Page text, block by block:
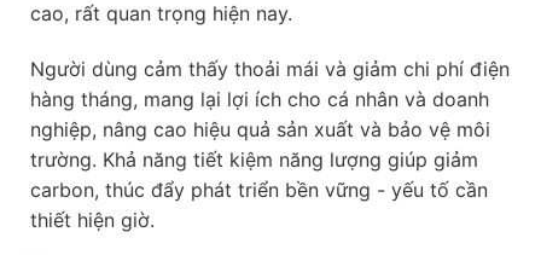
cao, rất quan trọng hiện nay.
Người dùng cảm thấy thoải mái và giảm chi phí điện
hàng tháng, mang lại lợi ích cho cá nhân và doanh
nghiệp, nâng cao hiệu quả sản xuất và bảo vệ môi
trường. Khả năng tiết kiệm năng lượng giúp giảm
carbon, thúc đẩy phát triển bền vững - yếu tố cần
thiết hiện giờ.